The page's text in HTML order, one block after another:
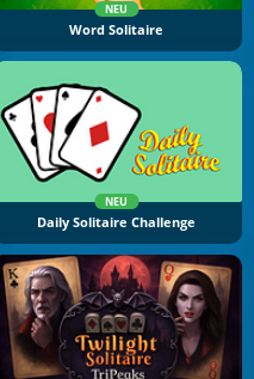
NEU
Word Solitaire
NEU
Daily Solitaire Challenge